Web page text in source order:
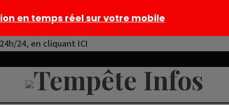
24, en cliquant ICI
en temps réel sur votre mobile